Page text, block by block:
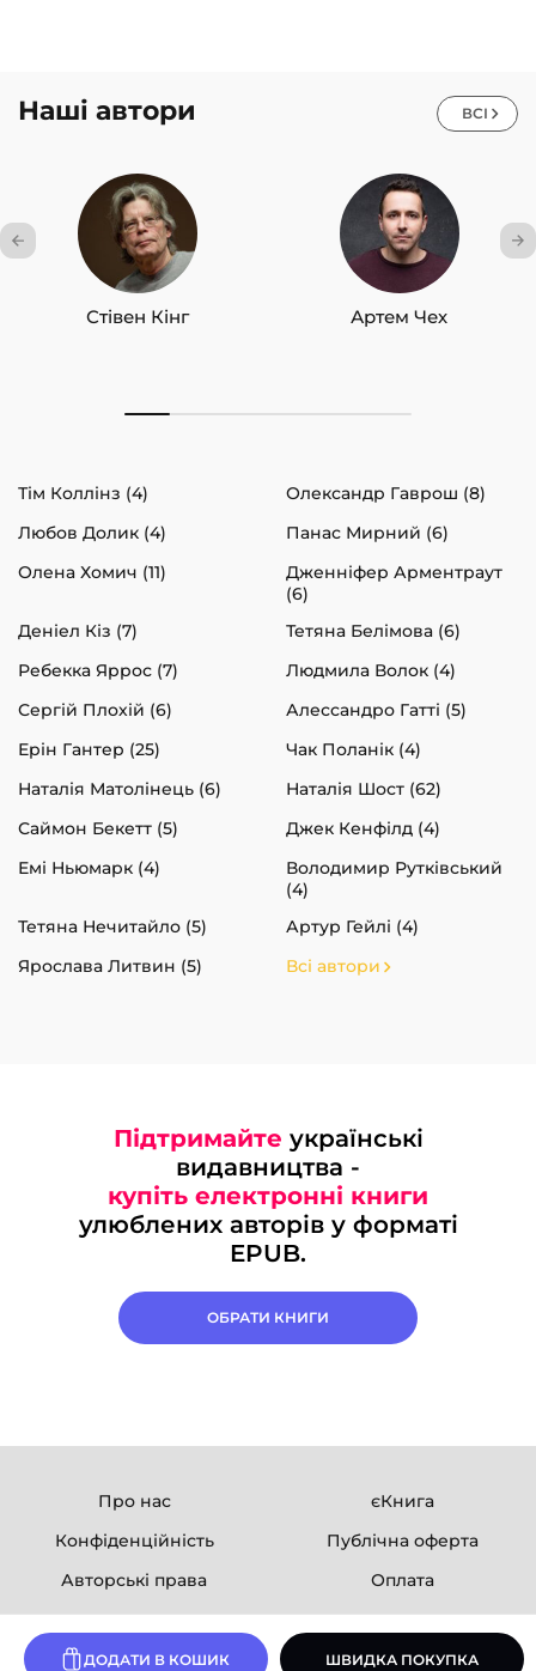
ДОДАТИ В КОШИК ШВИДКА ПОКУПКА
Наші автори ВСІ
Стівен Кінг Артем Чех
Тім Коллінз (4)
Олександр Гаврош (8)
Любов Долик (4)
Панас Мирний (6)
Олена Хомич (11)
Дженніфер Арментраут
(6)
Деніел Кіз (7)
Тетяна Белімова (6)
Ребекка Яррос (7)
Людмила Волок (4)
Сергій Плохій (6)
Алессандро Гатті (5)
Ерін Гантер (25)
Чак Поланік (4)
Наталія Матолінець (6)
Наталія Шост (62)
Саймон Бекетт (5)
Джек Кенфілд (4)
Емі Ньюмарк (4)
Володимир Рутківський
(4)
Тетяна Нечитайло (5)
Артур Гейлі (4)
Ярослава Литвин (5)
Всі автори
Підтримайте українські
видавництва -
купіть електронні книги
улюблених авторів у форматі
EPUB.
ОБРАТИ КНИГИ
Про нас
єКнига
Конфіденційність
Публічна оферта
Авторські права
Оплата